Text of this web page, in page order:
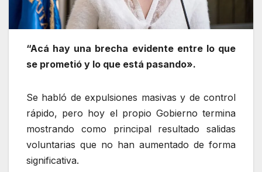
“Acá hay una brecha evidente entre lo que
se prometió y lo que está pasando».
Se habló de expulsiones masivas y de control
rápido, pero hoy el propio Gobierno termina
mostrando como principal resultado salidas
voluntarias que no han aumentado de forma
significativa.